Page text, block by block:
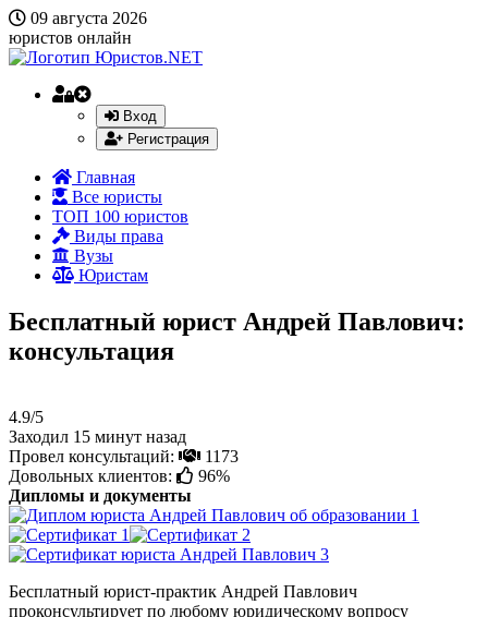
09 августа 2026
юристов онлайн
Вход
Регистрация
Главная
Все юристы
ТОП 100 юристов
Виды права
Вузы
Юристам
Бесплатный юрист Андрей Павлович:
консультация
4.9/5
Заходил 15 минут назад
Провел консультаций:
1173
Довольных клиентов:
96%
Дипломы и документы
Бесплатный юрист-практик Андрей Павлович
проконсультирует по любому юридическому вопросу